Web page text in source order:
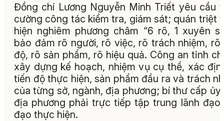
Đồng chí Lương Nguyễn Minh Triết yêu cầu
cường công tác kiểm tra, giám sát; quán triệt
hiện nghiêm phương châm “6 rõ, 1 xuyên
bảo đảm rõ người, rõ việc, rõ trách nhiệm, rõ
độ, rõ sản phẩm, rõ hiệu quả. Công an tỉnh
xây dựng kế hoạch, nhiệm vụ cụ thể, xác
tiến độ thực hiện, sản phẩm đầu ra và trách
của từng sở, ngành, địa phương; bí thư cấp ủy
địa phương phải trực tiếp tập trung lãnh
đạo thực hiện.